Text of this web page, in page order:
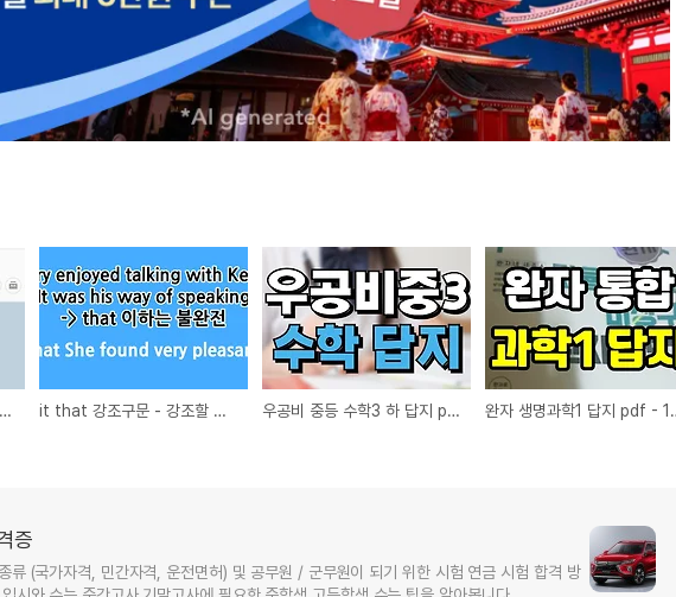
자소서 맞춤법 검사기 - 대입, 취업 서류전형 필수! it that 강조구문 - 강조할 수 있는 것과 변형 2가지 문제 예시 우공비 중등 수학3 하 답지 pdf 다운로드 완자 생명과학1
증
류 (국가자격, 민간자격, 운전면허) 및 공무원 / 군무원이 되기 위한 시험 연금 시험 합격 방